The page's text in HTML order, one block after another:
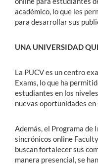
académico, lo que les
para desarrollar sus
UNA UNIVERSIDAD
La PUCV es un centro
Exams, lo que ha
estudiantes en los
nuevas oportunidades
Además, el Programa de
sincrónicos online
buscan fortalecer sus
manera presencial, se